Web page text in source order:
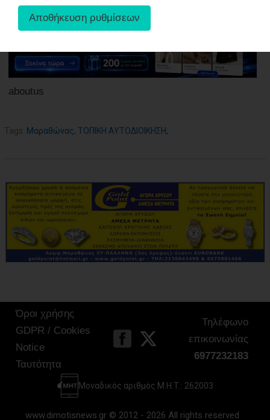
aboutus
Tags: Μαραθώνας, ΤΟΠΙΚΗ ΑΥΤΟΔΙΟΙΚΗΣΗ,
Όροι χρήσης
GDPR / Cookies
Notice
Ταυτότητα
Τηλέφωνο
επικοινωνίας
6977232183
Μοναδικός αριθμός Μ.Η.Τ.: 262003
www.dimotisnews.gr © 2012 - 2026 All rights reserved